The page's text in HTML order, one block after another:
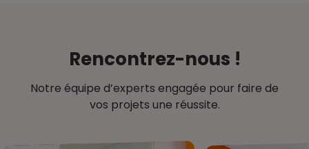
Rencontrez-nous !
Notre équipe d’experts engagée pour faire de
vos projets une réussite.